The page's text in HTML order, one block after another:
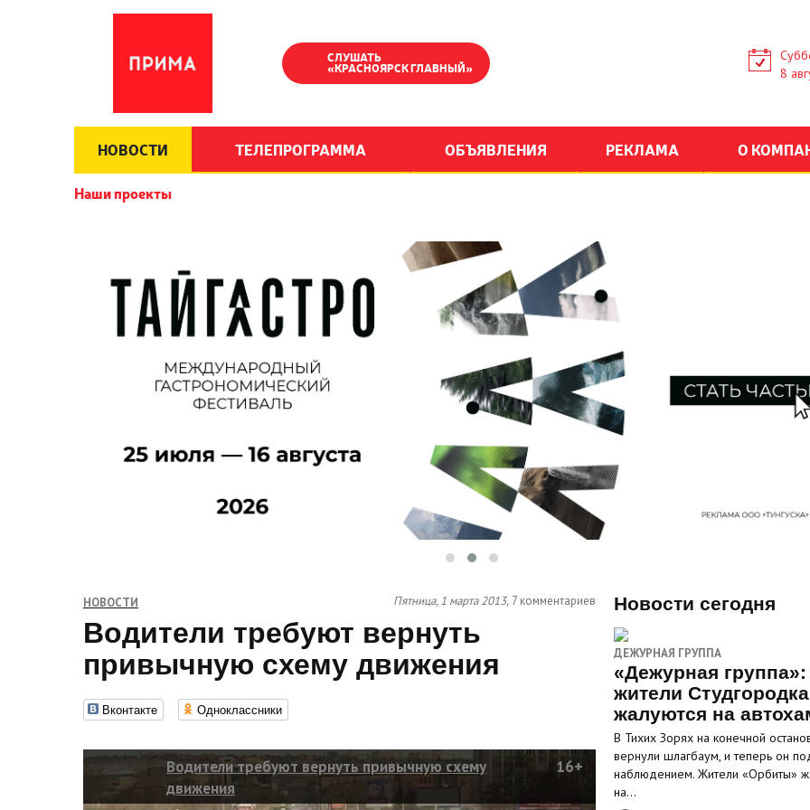
СЛУШАТЬ
«КРАСНОЯРСК ГЛАВНЫЙ»
8
НОВОСТИ ТЕЛЕПРОГРАММА ОБЪЯВЛЕНИЯ РЕКЛАМА О
Наши проекты
НОВОСТИ Пятница, 1 марта 2013, 7 комментариев
Водители требуют вернуть
привычную схему движения
Вконтакте Одноклассники
Водители требуют вернуть привычную схему
движения
16+
Новости сегодня
ДЕЖУРНАЯ ГРУППА
«Дежурная группа»:
жители Студгородка
жалуются на
В Тихих Зорях на конечной
вернули шлагбаум, и теперь он
наблюдением. Жители «Орбиты»
на…